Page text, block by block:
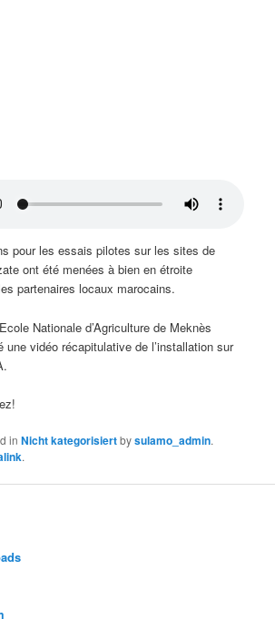
pour les essais pilotes sur les sites de
ont été menées à bien en étroite
partenaires locaux marocains.
Nationale d’Agriculture de Meknès
une vidéo récapitulative de l’installation sur
inNicht kategorisiertbysulamo_admin.
.